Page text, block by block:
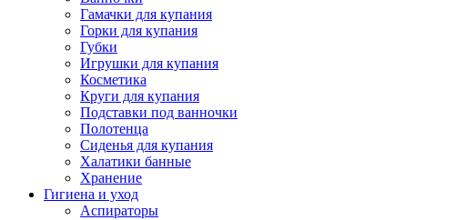
Гамачки для купания
Горки для купания
Губки
Игрушки для купания
Косметика
Круги для купания
Подставки под ванночки
Полотенца
Сиденья для купания
Халатики банные
Хранение
Гигиена и уход
Аспираторы